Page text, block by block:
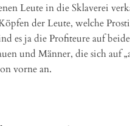
Leute in die Sklaverei
der Leute, welche
es ja die Profiteure auf
und Männer, die sich
vorne an.